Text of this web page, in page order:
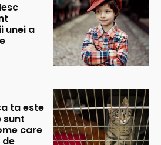
unei a
ta este
sunt
care